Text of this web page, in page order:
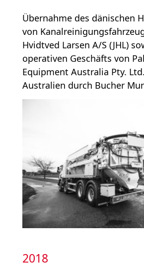
Übernahme des dänischen
von
Hvidtved Larsen A/S (JHL)
operativen Geschäfts von
Equipment Australia Pty.
Australien durch Bucher
2018